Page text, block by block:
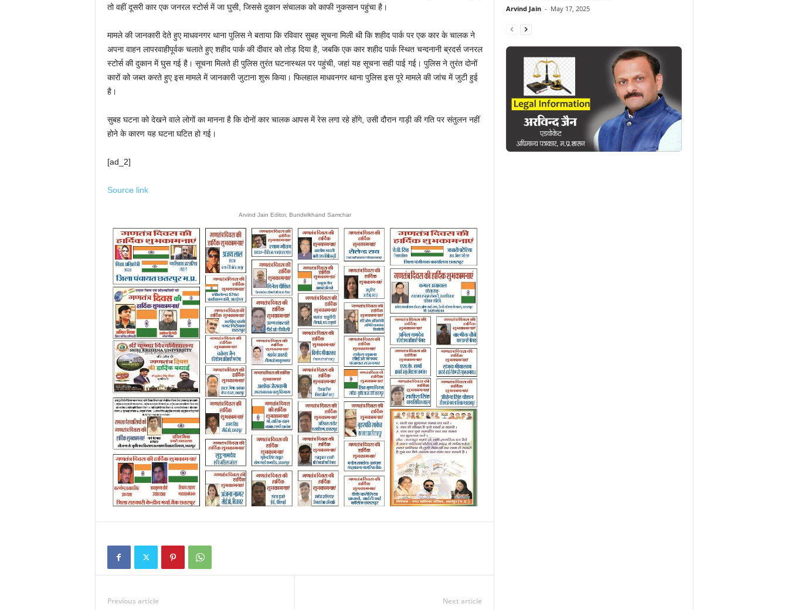
तो वहीं दूसरी कार एक जनरल स्टोर्स में जा घुसी, जिससे दुकान संचालक को काफी नुकसान पहुंचा है।
मामले की जानकारी देते हुए माधवनगर थाना पुलिस ने बताया कि रविवार सुबह सूचना मिली थी कि शहीद पार्क पर एक कार के चालक ने
अपना वाहन लापरवाहीपूर्वक चलाते हुए शहीद पार्क की दीवार को तोड़ दिया है, जबकि एक कार शहीद पार्क स्थित चन्दनानी ब्रदर्स जनरल
स्टोर्स की दुकान में घुस गई है। सूचना मिलते ही पुलिस तुरंत घटनास्थल पर पहुंची, जहां यह सूचना सही पाई गई। पुलिस ने तुरंत दोनों
कारों को जब्त करते हुए इस मामले में जानकारी जुटाना शुरू किया। फिलहाल माधवनगर थाना पुलिस इस पूरे मामले की जांच में जुटी हुई
है।
सुबह घटना को देखने वाले लोगों का मानना है कि दोनों कार चालक आपस में रेस लगा रहे होंगे, उसी दौरान गाड़ी की गति पर संतुलन नहीं
होने के कारण यह घटना घटित हो गई।
[ad_2]
Source link
Arvind Jain Editor, Bundelkhand Samchar
Previous article Next article
Arvind Jain - May 17, 2025